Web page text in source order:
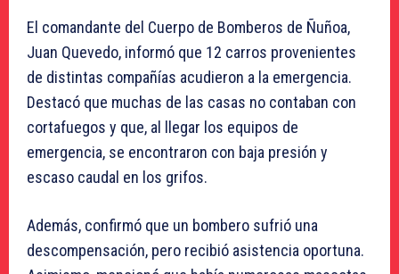
El comandante del Cuerpo de Bomberos de Ñuñoa,
Juan Quevedo, informó que 12 carros provenientes
de distintas compañías acudieron a la emergencia.
Destacó que muchas de las casas no contaban con
cortafuegos y que, al llegar los equipos de
emergencia, se encontraron con baja presión y
escaso caudal en los grifos.
Además, confirmó que un bombero sufrió una
descompensación, pero recibió asistencia oportuna.